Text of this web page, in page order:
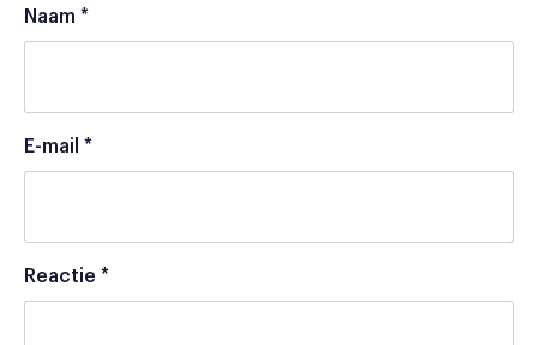
Naam *
E-mail *
Reactie *